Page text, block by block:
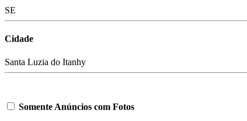
SE
Cidade
Santa Luzia do Itanhy
Somente Anúncios com Fotos